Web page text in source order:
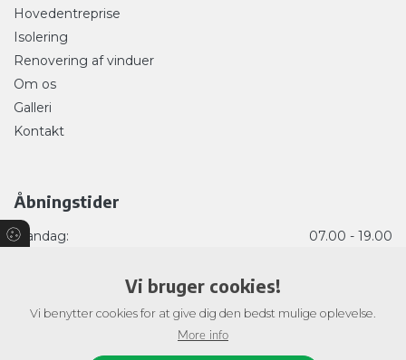
Hovedentreprise
Isolering
Renovering af vinduer
Om os
Galleri
Kontakt
Åbningstider
Mandag:
07.00 - 19.00
Torsdag:
07.00 - 19.00
Vi bruger cookies!
Vi benytter cookies for at give dig den bedst mulige oplevelse.
More info